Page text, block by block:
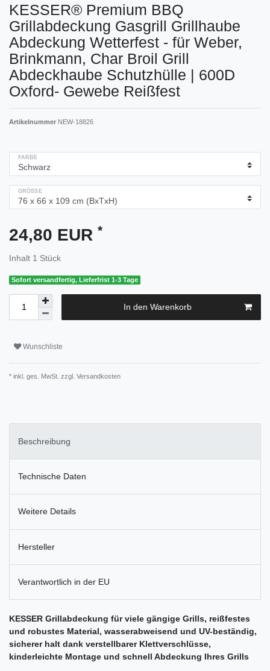
KESSER® Premium BBQ
Grillabdeckung Gasgrill Grillhaube
Abdeckung Wetterfest - für Weber,
Brinkmann, Char Broil Grill
Abdeckhaube Schutzhülle | 600D
Oxford- Gewebe Reißfest
Artikelnummer NEW-18826
FARBE
GRÖSSE
24,80 EUR *
Inhalt 1 Stück
Sofort versandfertig, Lieferfrist 1-3 Tage
In den Warenkorb
Wunschliste
* inkl. ges. MwSt. zzgl. Versandkosten
Beschreibung
Technische Daten
Weitere Details
Hersteller
Verantwortlich in der EU
KESSER Grillabdeckung für viele gängige Grills, reißfestes
und robustes Material, wasserabweisend und UV-beständig,
sicherer halt dank verstellbarer Klettverschlüsse,
kinderleichte Montage und schnell Abdeckung Ihres Grills